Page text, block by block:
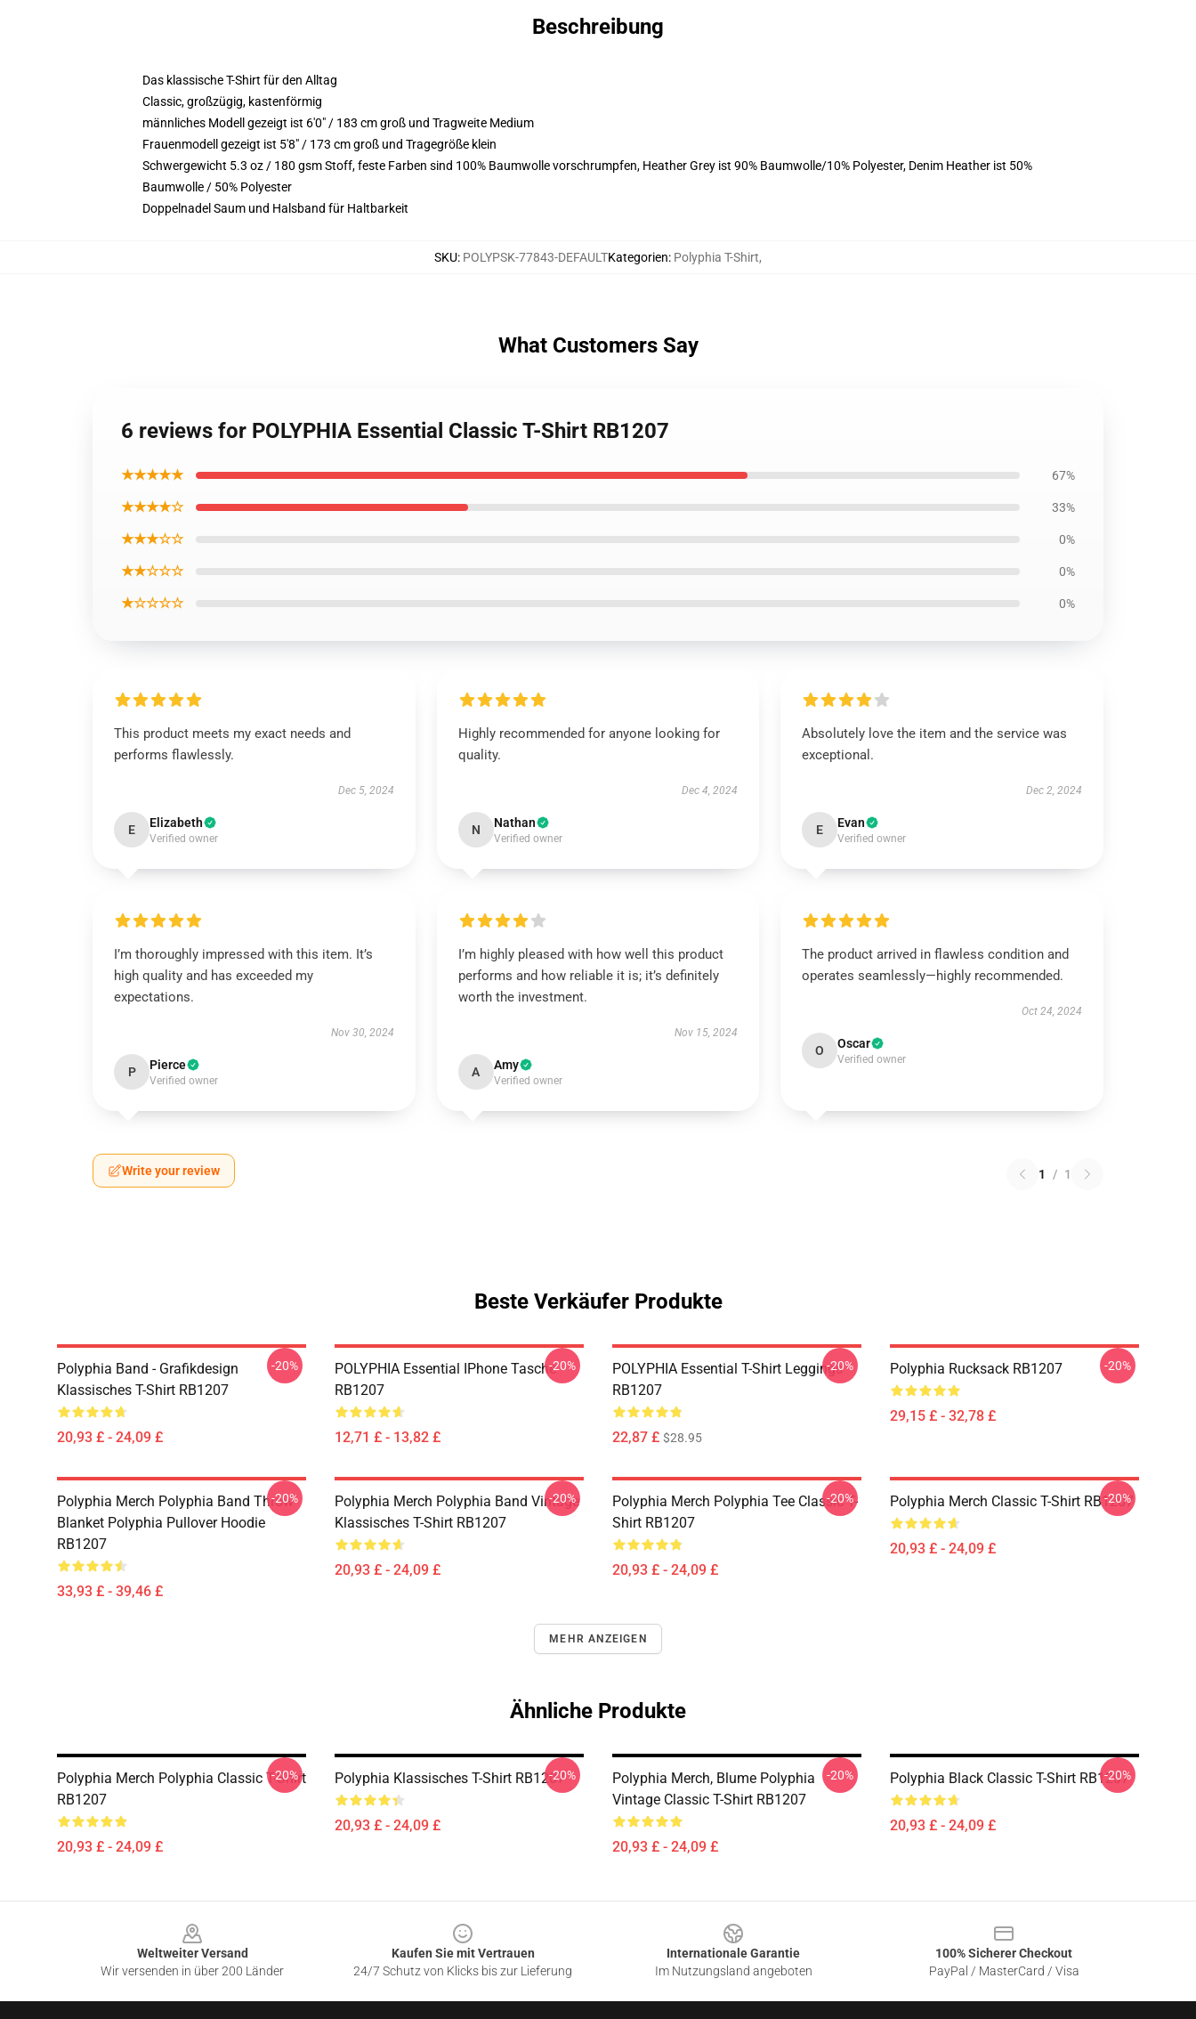
Beschreibung
Das klassische T-Shirt für den Alltag
Classic, großzügig, kastenförmig
männliches Modell gezeigt ist 6'0" / 183 cm groß und Tragweite Medium
Frauenmodell gezeigt ist 5'8" / 173 cm groß und Tragegröße klein
Schwergewicht 5.3 oz / 180 gsm Stoff, feste Farben sind 100% Baumwolle vorschrumpfen, Heather Grey ist 90% Baumwolle/10% Polyester, Denim Heather ist 50%
Baumwolle / 50% Polyester
Doppelnadel Saum und Halsband für Haltbarkeit
SKU: POLYPSK-77843-DEFAULTKategorien: Polyphia T-Shirt,
What Customers Say
6 reviews for POLYPHIA Essential Classic T-Shirt RB1207
★★★★★ 67%
★★★★☆ 33%
★★★☆☆ 0%
★★☆☆☆ 0%
★☆☆☆☆ 0%
This product meets my exact needs and
performs flawlessly.
Dec 5, 2024
E Elizabeth
Verified owner
Highly recommended for anyone looking for
quality.
Dec 4, 2024
N Nathan
Verified owner
Absolutely love the item and the service was
exceptional.
Dec 2, 2024
E Evan
Verified owner
I’m thoroughly impressed with this item. It’s
high quality and has exceeded my
expectations.
Nov 30, 2024
P Pierce
Verified owner
I’m highly pleased with how well this product
performs and how reliable it is; it’s definitely
worth the investment.
Nov 15, 2024
A Amy
Verified owner
The product arrived in flawless condition and
operates seamlessly—highly recommended.
Oct 24, 2024
O Oscar
Verified owner
Write your review 1 / 1
Beste Verkäufer Produkte
Polyphia Band - Grafikdesign
Klassisches T-Shirt RB1207
20,93 £ - 24,09 £
-20%
POLYPHIA Essential IPhone Tasche
RB1207
12,71 £ - 13,82 £
-20%
POLYPHIA Essential T-Shirt Leggings
RB1207
22,87 £ $28.95
-20% Polyphia Rucksack RB1207
29,15 £ - 32,78 £
-20%
Polyphia Merch Polyphia Band Throw
Blanket Polyphia Pullover Hoodie
RB1207
33,93 £ - 39,46 £
-20%
Polyphia Merch Polyphia Band Vintage
Klassisches T-Shirt RB1207
20,93 £ - 24,09 £
-20%
Polyphia Merch Polyphia Tee Classic T-
Shirt RB1207
20,93 £ - 24,09 £
-20% Polyphia Merch Classic T-Shirt RB1207
20,93 £ - 24,09 £
-20%
MEHR ANZEIGEN
Ähnliche Produkte
Polyphia Merch Polyphia Classic T-Shirt
RB1207
20,93 £ - 24,09 £
-20% Polyphia Klassisches T-Shirt RB1207
20,93 £ - 24,09 £
-20%
Polyphia Merch, Blume Polyphia
Vintage Classic T-Shirt RB1207
20,93 £ - 24,09 £
-20% Polyphia Black Classic T-Shirt RB1207
20,93 £ - 24,09 £
-20%
Weltweiter Versand
Wir versenden in über 200 Länder
Kaufen Sie mit Vertrauen
24/7 Schutz von Klicks bis zur Lieferung
Internationale Garantie
Im Nutzungsland angeboten
100% Sicherer Checkout
PayPal / MasterCard / Visa